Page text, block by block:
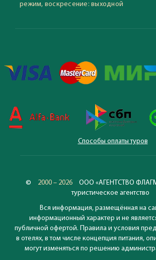
режим, воскресение: выходной
Способы оплаты туров
© 2000 – 2026
ООО «АГЕНТСТВО
туристическое агентство
Вся информация, размещённая на
информационный характер и не
публичной офертой. Правила и условия
в отелях, в том числе концепция питания,
могут изменяться по решению